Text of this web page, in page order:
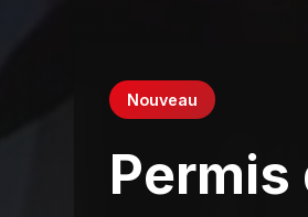
Nouveau
Permis